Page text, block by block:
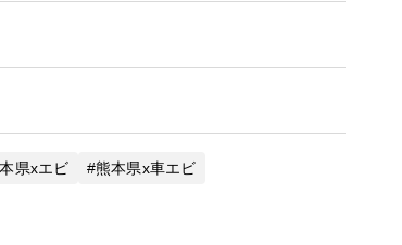
県xエビ 熊本県x車エビ